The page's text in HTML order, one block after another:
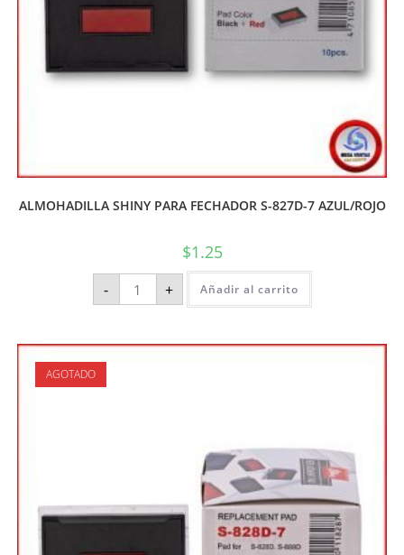
ALMOHADILLA SHINY PARA FECHADOR S-827D-7 AZUL/ROJO
$1.25
- + Añadir al carrito
AGOTADO